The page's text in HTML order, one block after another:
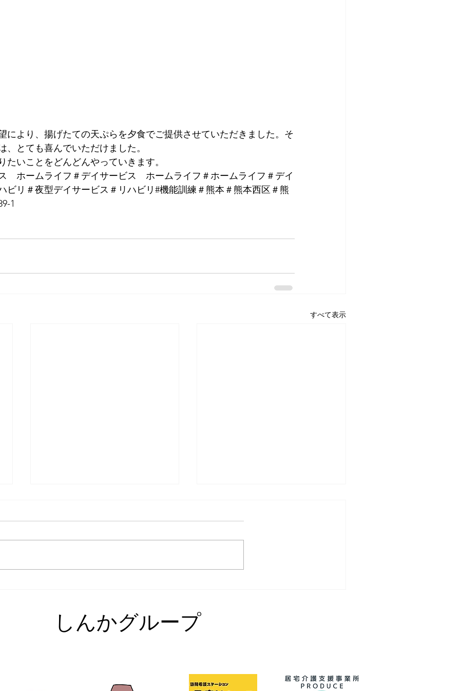
により、揚げたての天ぷらを夕食でご提供させていただきました。そ
、とても喜んでいただけました。
たいことをどんどんやっていきます。
　ホームライフ＃デイサービス　ホームライフ＃ホームライフ＃デイ
ビリ＃夜型デイサービス＃リハビリ#機能訓練＃熊本＃熊本西区＃熊
1
すべて表示
ホームライフの花見🌸
​しんかグループ